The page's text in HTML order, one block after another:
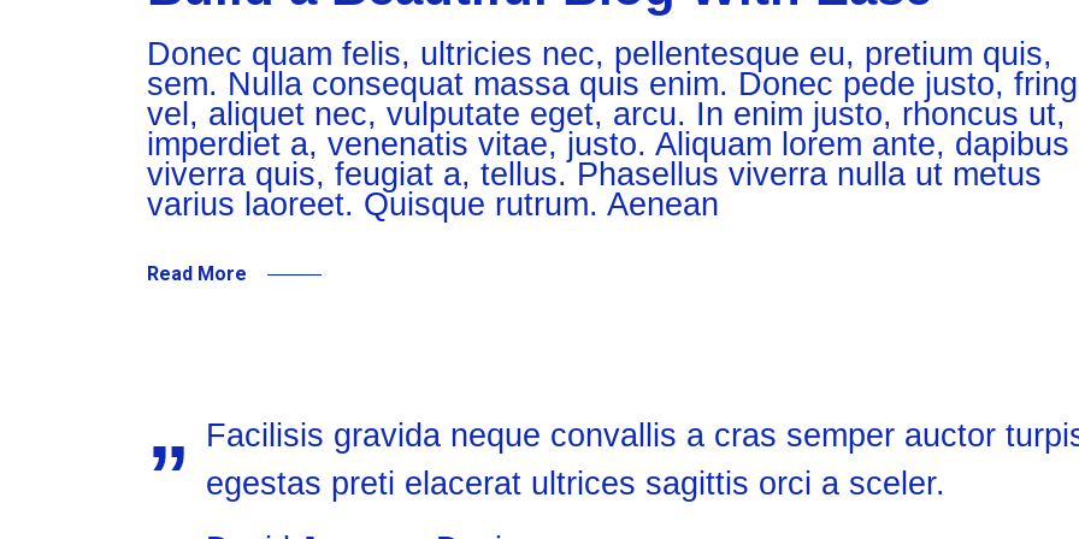
Donec quam felis, ultricies nec, pellentesque eu, pretium quis,
sem. Nulla consequat massa quis enim. Donec pede justo,
vel, aliquet nec, vulputate eget, arcu. In enim justo, rhoncus ut,
imperdiet a, venenatis vitae, justo. Aliquam lorem ante, dapibus
viverra quis, feugiat a, tellus. Phasellus viverra nulla ut metus
varius laoreet. Quisque rutrum. Aenean
Read More
Facilisis gravida neque convallis a cras semper auctor
egestas preti elacerat ultrices sagittis orci a sceler.